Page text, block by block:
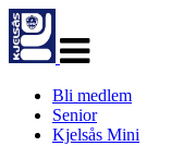
navigasjon
Bli medlem
Senior
Kjelsås Mini